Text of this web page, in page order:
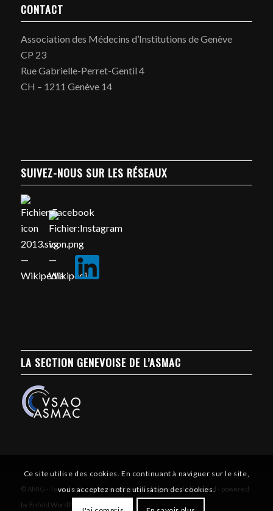
CONTACT
Association des Médecins d’Institutions de Genève
CP 23
Rue Gabrielle-Perret-Gentil 4
CH – 1211 Genève 14
SUIVEZ-NOUS SUR LES RÉSEAUX
LA SECTION GENEVOISE DE L’ASMAC
© AMIG - Tous droits réservés - Créé par l'agence atelierssud - powered
by Enfold WordPress Theme
Ce site utilise des cookies. En continuant à naviguer sur le site,
vous acceptez notre utilisation des cookies.